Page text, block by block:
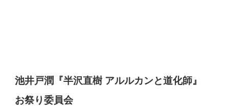
池井戸潤『半沢直樹 アルルカンと道化師』
お祭り委員会